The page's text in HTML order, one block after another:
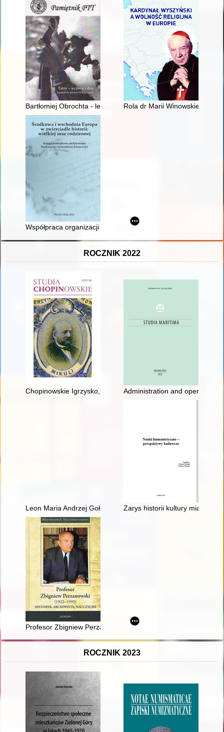
Bartłomiej Obrochta - legendarny skrzypek Podhala : 170
Rola dr Marii Winowskiej,
Współpraca organizacji skautowych Polski i Czechosłowacji
ROCZNIK 2022
Chopinowskie Igrzysko, Historia Międzynarodowego
Administration and operation
Leon Maria Andrzej Gołębiowski - ksiądz, który serce miał w
Zarys historii kultury miasta
Profesor Zbigniew Perzanowski (1922-1999) : historyk,
ROCZNIK 2023